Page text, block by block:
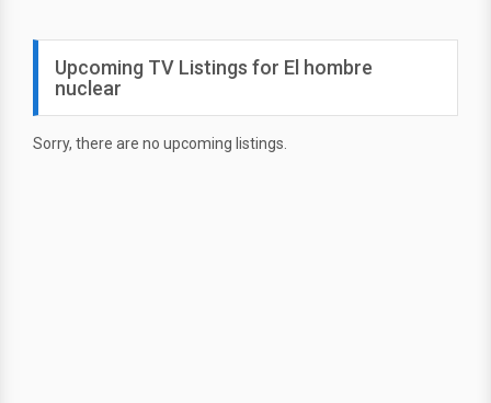
Upcoming TV Listings for El hombre
nuclear
Sorry, there are no upcoming listings.